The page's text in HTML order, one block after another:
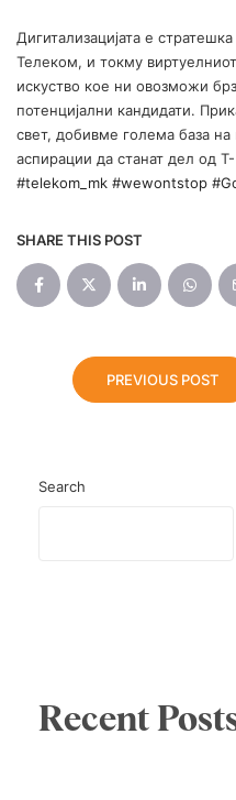
Дигитализацијата е
Телеком, и токму
искуство кое ни овозможи
потенцијални кандидати.
свет, добивме голема база на
аспирации да станат дел од Т-
#telekom_mk #wewontstop
SHARE THIS POST
PREVIOUS POST
Search
Recent